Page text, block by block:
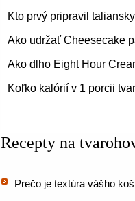
Kto prvý pripravil
Ako udržať Cheesecake
Ako dlho Eight Hour
Koľko kalórií v 1 porcii
Recepty na
Prečo je textúra vášho